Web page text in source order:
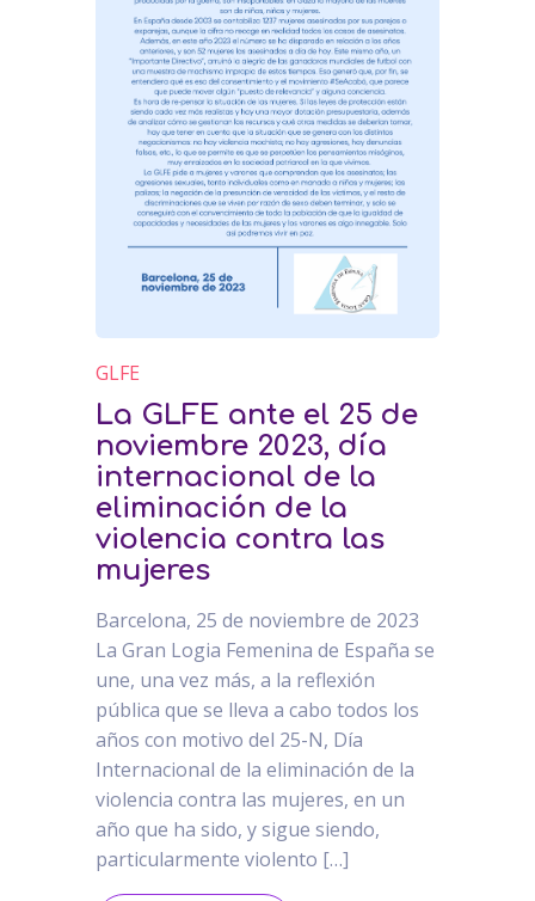
GLFE
La GLFE ante el 25 de
noviembre 2023, día
internacional de la
eliminación de la
violencia contra las
mujeres
Barcelona, 25 de noviembre de 2023
La Gran Logia Femenina de España se
une, una vez más, a la reflexión
pública que se lleva a cabo todos los
años con motivo del 25-N, Día
Internacional de la eliminación de la
violencia contra las mujeres, en un
año que ha sido, y sigue siendo,
particularmente violento […]